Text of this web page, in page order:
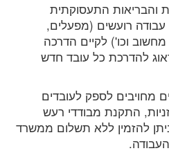
והבריאות התעסוקתית
מקומות עבודה רועשים (מפעלים,
מחשוב וכו') לקיים הדרכה
ולדאוג להדרכת כל עובד חדש
מחויבים לספק לעובדים
התקנת מבודדי רעש
להזמין ללא תשלום ממשרד